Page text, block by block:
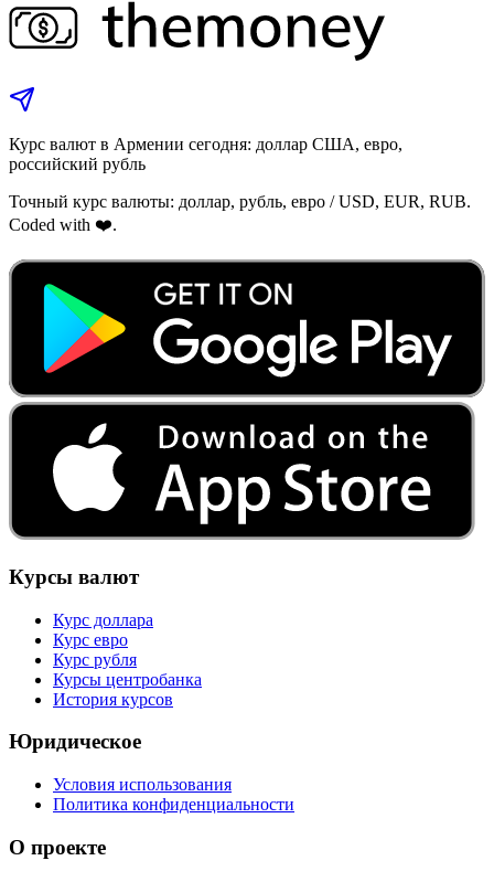
Курс валют в Армении сегодня: доллар США, евро,
российский рубль
Точный курс валюты: доллар, рубль, евро / USD, EUR, RUB.
Coded with ❤️.
Курсы валют
Курс доллара
Курс евро
Курс рубля
Курсы центробанка
История курсов
Юридическое
Условия использования
Политика конфиденциальности
О проекте